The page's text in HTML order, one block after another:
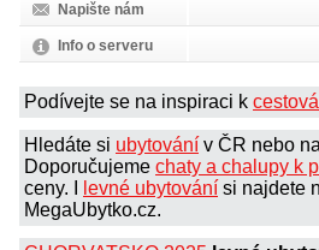
Napište nám
Info o serveru
Podívejte se na inspiraci k
Hledáte si ubytování v ČR nebo
Doporučujeme chaty a chalupy k
ceny. I
levné ubytování si najdete
MegaUbytko.cz.